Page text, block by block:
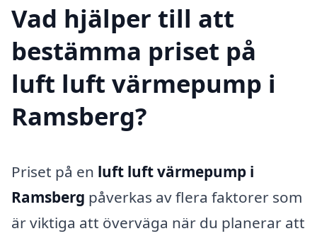
Vad hjälper till att
bestämma priset på
luft luft värmepump i
Ramsberg?
Priset på en luft luft värmepump i
Ramsberg påverkas av flera faktorer som
är viktiga att överväga när du planerar att